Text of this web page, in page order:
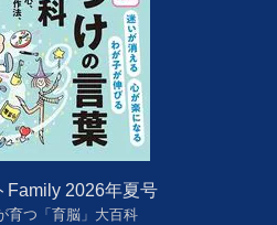
Family 2026年夏号
育つ「育脳」大百科